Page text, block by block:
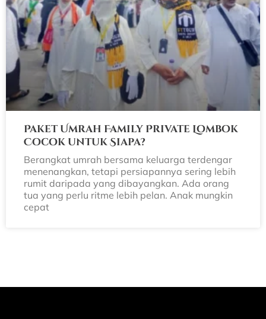
Paket Umrah Family Private Lombok
Cocok untuk Siapa?
Berangkat umrah bersama keluarga terdengar
menenangkan, tetapi persiapannya sering lebih
rumit daripada yang dibayangkan. Ada orang
tua yang perlu ritme lebih pelan. Anak mungkin
cepat